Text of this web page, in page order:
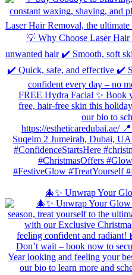
🎄✨ Unwrap Your